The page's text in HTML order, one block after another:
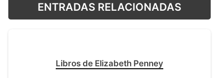
ENTRADAS RELACIONADAS
Libros de Elizabeth Penney